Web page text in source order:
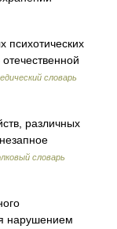
психотических
словарь
различных
словарь
нарушением